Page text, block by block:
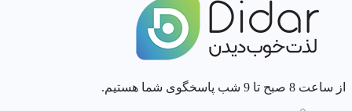
از ساعت 8 صبح تا 9 شب پاسخگوی شما هستیم.